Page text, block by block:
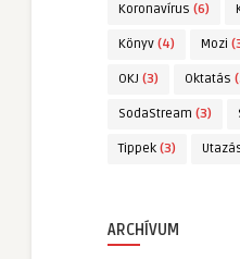
Koronavírus (6)
Könyv (4) Mozi
OKJ (3) Oktatás
SodaStream (3)
Tippek (3)
ARCHÍVUM